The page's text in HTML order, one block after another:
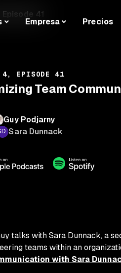
Empresa Precios
Episode 41
4, EPISODE 41
Team
Guy Podjarny
Sara Dunnack
talks with Sara Dunnack, a
teams within an
with Sara